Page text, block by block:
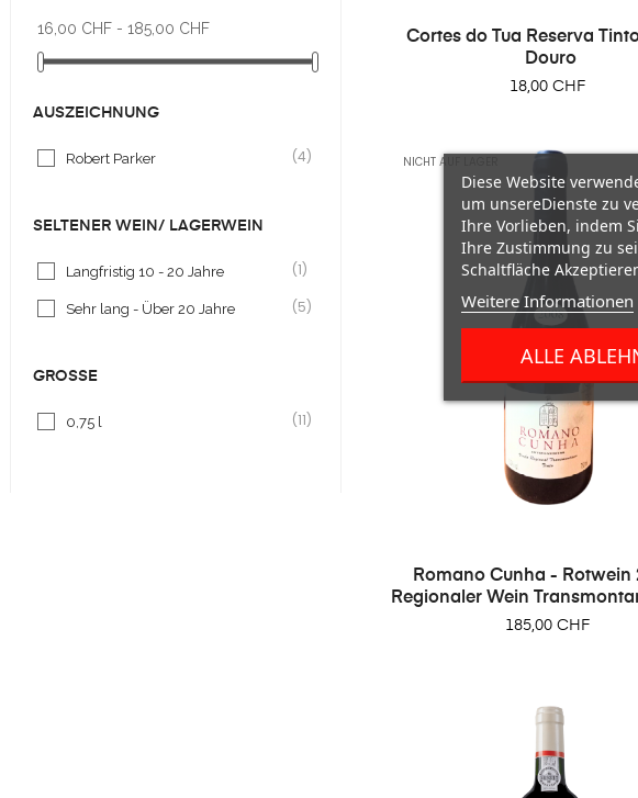
16,00 CHF - 185,00 CHF
AUSZEICHNUNG
Robert Parker (4)
SELTENER WEIN/ LAGERWEIN
Langfristig 10 - 20 Jahre (1)
Sehr lang - Über 20 Jahre (5)
GRÖSSE
0,75 l (11)
Cortes do Tua Reserva
Douro
Preis
18,00 CHF
NICHT AUF LAGER
Romano Cunha - Rotwein
Regionaler Wein
Preis
185,00 CHF
Diese Website
um unsereDienste zu
Ihre Vorlieben, indem
Ihre Zustimmung zu
Schaltfläche
Weitere Informationen
ALLE